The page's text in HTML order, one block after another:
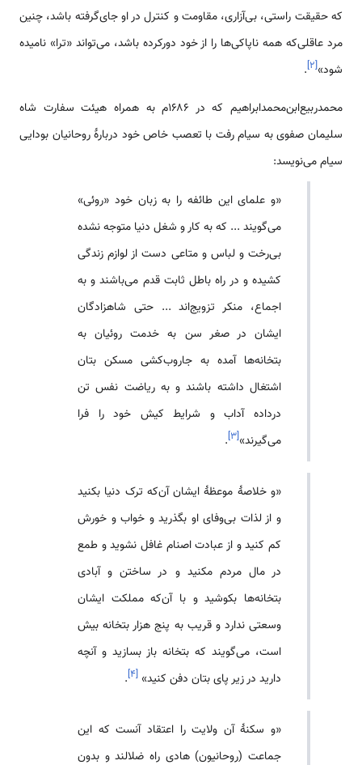
که حقیقت راستی، بی‌آزاری، مقاومت و کنترل در او جای‌گرفته باشد، چنین
مرد عاقلی‌که همه ناپاکی‌ها را از خود دورکرده باشد، می‌تواند «ترا» نامیده
شود»[۲]
.
محمدربیع‌ابن‌محمدابراهیم که در ۱۶۸۶م به همراه هیئت سفارت شاه
سلیمان صفوی به سیام رفت با تعصب خاص خود دربارهٔ روحانیان بودایی
سیام می‌نویسد:
«و علمای این طائفه را به زبان خود «روئی»
می‌گویند ... که به کار و شغل دنیا متوجه نشده
بی‌رخت و لباس و متاعی دست از لوازم زندگی
کشیده و در راه باطل ثابت قدم می‌باشند و به
اجماع، منکر تزویج‌اند ... حتی شاهزادگان
ایشان در صغر سن به خدمت روئیان به
بتخانه‌ها آمده به جاروب‌کشی مسکن بتان
اشتغال داشته باشند و به ریاضت نفس تن
درداده آداب و شرایط کیش خود را فرا
می‌گیرند»[۳]
.
«و خلاصهٔ موعظهٔ ایشان آن‌که ترک دنیا بکنید
و از لذات بی‌وفای او بگذرید و خواب و خورش
کم کنید و از عبادت اصنام غافل نشوید و طمع
در مال مردم مکنید و در ساختن و آبادی
بتخانه‌ها بکوشید و با آن‌که مملکت ایشان
وسعتی ندارد و قریب به پنج هزار بتخانه بیش
است، می‌گویند که بتخانه باز بسازید و آنچه
دارید در زیر پای بتان دفن کنید» [۴]
.
«و سکنهٔ آن ولایت را اعتقاد آنست که این
جماعت (روحانیون) هادی راه ضلالند و بدون